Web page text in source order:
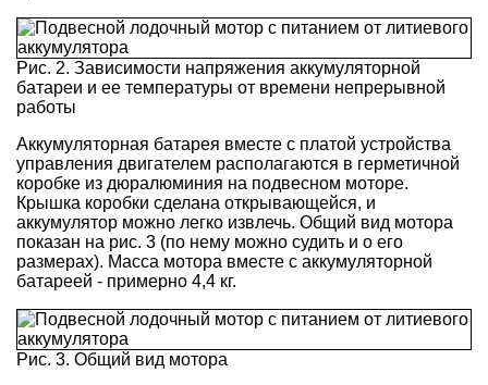
Рис. 2. Зависимости напряжения аккумуляторной
батареи и ее температуры от времени непрерывной
работы
Аккумуляторная батарея вместе с платой устройства
управления двигателем располагаются в герметичной
коробке из дюралюминия на подвесном моторе.
Крышка коробки сделана открывающейся, и
аккумулятор можно легко извлечь. Общий вид мотора
показан на рис. 3 (по нему можно судить и о его
размерах). Масса мотора вместе с аккумуляторной
батареей - примерно 4,4 кг.
Рис. 3. Общий вид мотора